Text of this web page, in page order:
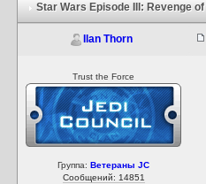
Star Wars Episode III: Revenge
Ilan Thorn
Trust the Force
Группа:Ветераны JC
Сообщений: 14851